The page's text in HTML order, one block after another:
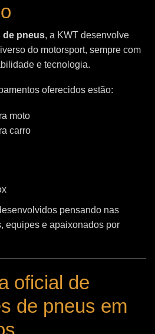
de pneus, a KWT desenvolve
do motorsport, sempre com
e tecnologia.
oferecidos estão:
moto
carro
pensando nas
equipes e apaixonados por
oficial de
de pneus em